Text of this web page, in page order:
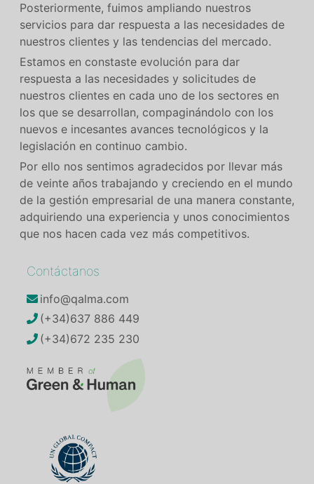
Posteriormente, fuimos ampliando nuestros
servicios para dar respuesta a las necesidades de
nuestros clientes y las tendencias del mercado.
Estamos en constaste evolución para dar
respuesta a las necesidades y solicitudes de
nuestros clientes en cada uno de los sectores en
los que se desarrollan, compaginándolo con los
nuevos e incesantes avances tecnológicos y la
legislación en continuo cambio.
Por ello nos sentimos agradecidos por llevar más
de veinte años trabajando y creciendo en el mundo
de la gestión empresarial de una manera constante,
adquiriendo una experiencia y unos conocimientos
que nos hacen cada vez más competitivos.
Contáctanos
info@qalma.com
(+34)637 886 449
(+34)672 235 230